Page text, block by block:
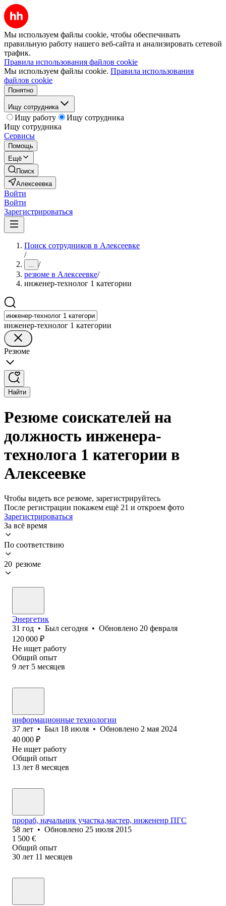
Мы используем файлы cookie, чтобы обеспечивать
правильную работу нашего веб-сайта и анализировать сетевой
трафик.
Правила использования файлов cookie
Мы используем файлы cookie. Правила использования
файлов cookie
Понятно
Ищу сотрудника
Ищу работу
Ищу сотрудника
Ищу сотрудника
Сервисы
Помощь
Ещё
Поиск
Алексеевка
Войти
Войти
Зарегистрироваться
Поиск сотрудников в Алексеевке
/
... /
резюме в Алексеевке/
инженер-технолог 1 категории
инженер-технолог 1 категории
Резюме
Найти
Резюме соискателей на
должность инженера-
технолога 1 категории в
Алексеевке
Чтобы видеть все резюме, зарегистрируйтесь
После регистрации покажем ещё 21 и откроем фото
Зарегистрироваться
За всё время
По соответствию
20 резюме
Энергетик
31 год • Был сегодня • Обновлено 20 февраля
120 000 ₽
Не ищет работу
Общий опыт
9 лет 5 месяцев
информационные технологии
37 лет • Был 18 июля • Обновлено 2 мая 2024
40 000 ₽
Не ищет работу
Общий опыт
13 лет 8 месяцев
прораб, начальник участка,мастер, инжененр ПГС
58 лет • Обновлено 25 июля 2015
1 500 €
Общий опыт
30 лет 11 месяцев